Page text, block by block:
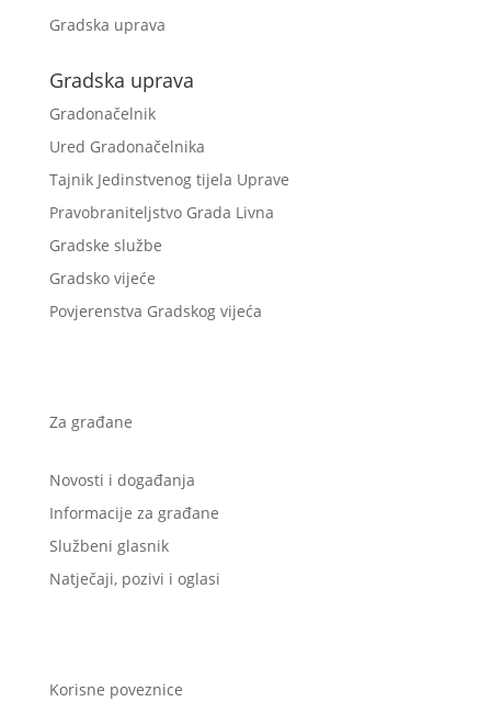
Gradska uprava
Gradska uprava
Gradonačelnik
Ured Gradonačelnika
Tajnik Jedinstvenog tijela Uprave
Pravobraniteljstvo Grada Livna
Gradske službe
Gradsko vijeće
Povjerenstva Gradskog vijeća
Za građane
Novosti i događanja
Informacije za građane
Službeni glasnik
Natječaji, pozivi i oglasi
Korisne poveznice